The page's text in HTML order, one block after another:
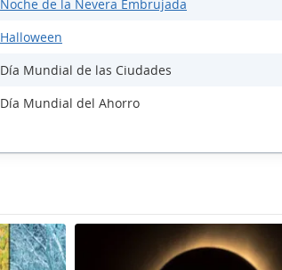
Noche de la Nevera Embrujada
Halloween
Día Mundial de las Ciudades
Día Mundial del Ahorro